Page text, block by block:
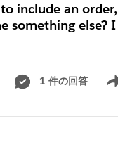
include an
something
1 件の回答